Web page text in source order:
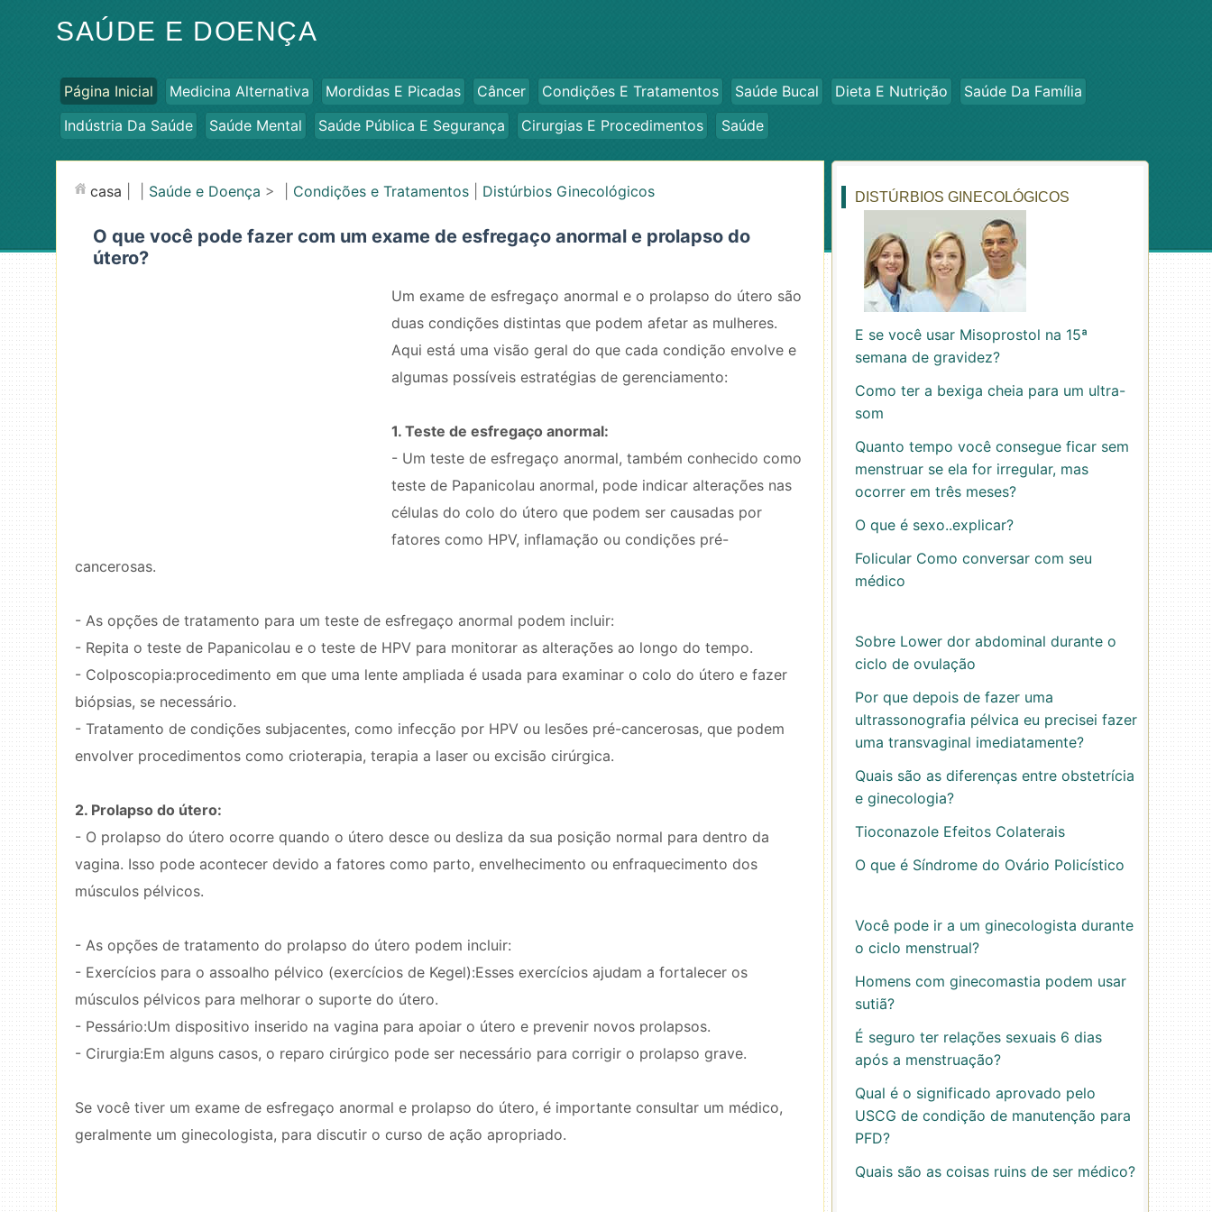
SAÚDE E DOENÇA
Página Inicial Medicina Alternativa Mordidas E Picadas Câncer Condições E Tratamentos Saúde Bucal Dieta E Nutrição
Saúde Da Família
Indústria Da Saúde
Saúde Mental Saúde Pública E Segurança Cirurgias E Procedimentos Saúde
casa Saúde e Doença > | Condições e Tratamentos Distúrbios Ginecológicos
O que você pode fazer com um exame de esfregaço anormal e prolapso do
útero?
Um exame de esfregaço anormal e o prolapso do útero são
duas condições distintas que podem afetar as mulheres.
Aqui está uma visão geral do que cada condição envolve e
algumas possíveis estratégias de gerenciamento:
1. Teste de esfregaço anormal:
- Um teste de esfregaço anormal, também conhecido como
teste de Papanicolau anormal, pode indicar alterações nas
células do colo do útero que podem ser causadas por
fatores como HPV, inflamação ou condições pré-
cancerosas.
- As opções de tratamento para um teste de esfregaço anormal podem incluir:
- Repita o teste de Papanicolau e o teste de HPV para monitorar as alterações ao longo do tempo.
- Colposcopia:procedimento em que uma lente ampliada é usada para examinar o colo do útero e fazer
biópsias, se necessário.
- Tratamento de condições subjacentes, como infecção por HPV ou lesões pré-cancerosas, que podem
envolver procedimentos como crioterapia, terapia a laser ou excisão cirúrgica.
2. Prolapso do útero:
- O prolapso do útero ocorre quando o útero desce ou desliza da sua posição normal para dentro da
vagina. Isso pode acontecer devido a fatores como parto, envelhecimento ou enfraquecimento dos
músculos pélvicos.
- As opções de tratamento do prolapso do útero podem incluir:
- Exercícios para o assoalho pélvico (exercícios de Kegel):Esses exercícios ajudam a fortalecer os
músculos pélvicos para melhorar o suporte do útero.
- Pessário:Um dispositivo inserido na vagina para apoiar o útero e prevenir novos prolapsos.
- Cirurgia:Em alguns casos, o reparo cirúrgico pode ser necessário para corrigir o prolapso grave.
Se você tiver um exame de esfregaço anormal e prolapso do útero, é importante consultar um médico,
geralmente um ginecologista, para discutir o curso de ação apropriado.
DISTÚRBIOS GINECOLÓGICOS
E se você usar Misoprostol na 15ª
semana de gravidez?
Como ter a bexiga cheia para um ultra-
som
Quanto tempo você consegue ficar sem
menstruar se ela for irregular, mas
ocorrer em três meses?
O que é sexo..explicar?
Folicular Como conversar com seu
médico
Sobre Lower dor abdominal durante o
ciclo de ovulação
Por que depois de fazer uma
ultrassonografia pélvica eu precisei fazer
uma transvaginal imediatamente?
Quais são as diferenças entre obstetrícia
e ginecologia?
Tioconazole Efeitos Colaterais
O que é Síndrome do Ovário Policístico
Você pode ir a um ginecologista durante
o ciclo menstrual?
Homens com ginecomastia podem usar
sutiã?
É seguro ter relações sexuais 6 dias
após a menstruação?
Qual é o significado aprovado pelo
USCG de condição de manutenção para
PFD?
Quais são as coisas ruins de ser médico?